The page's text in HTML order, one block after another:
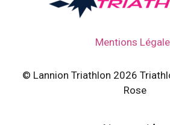
Mentions
© Lannion Triathlon 2026
Rose